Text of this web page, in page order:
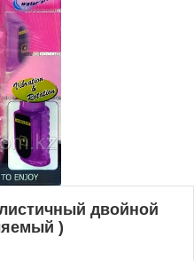
двойной
)